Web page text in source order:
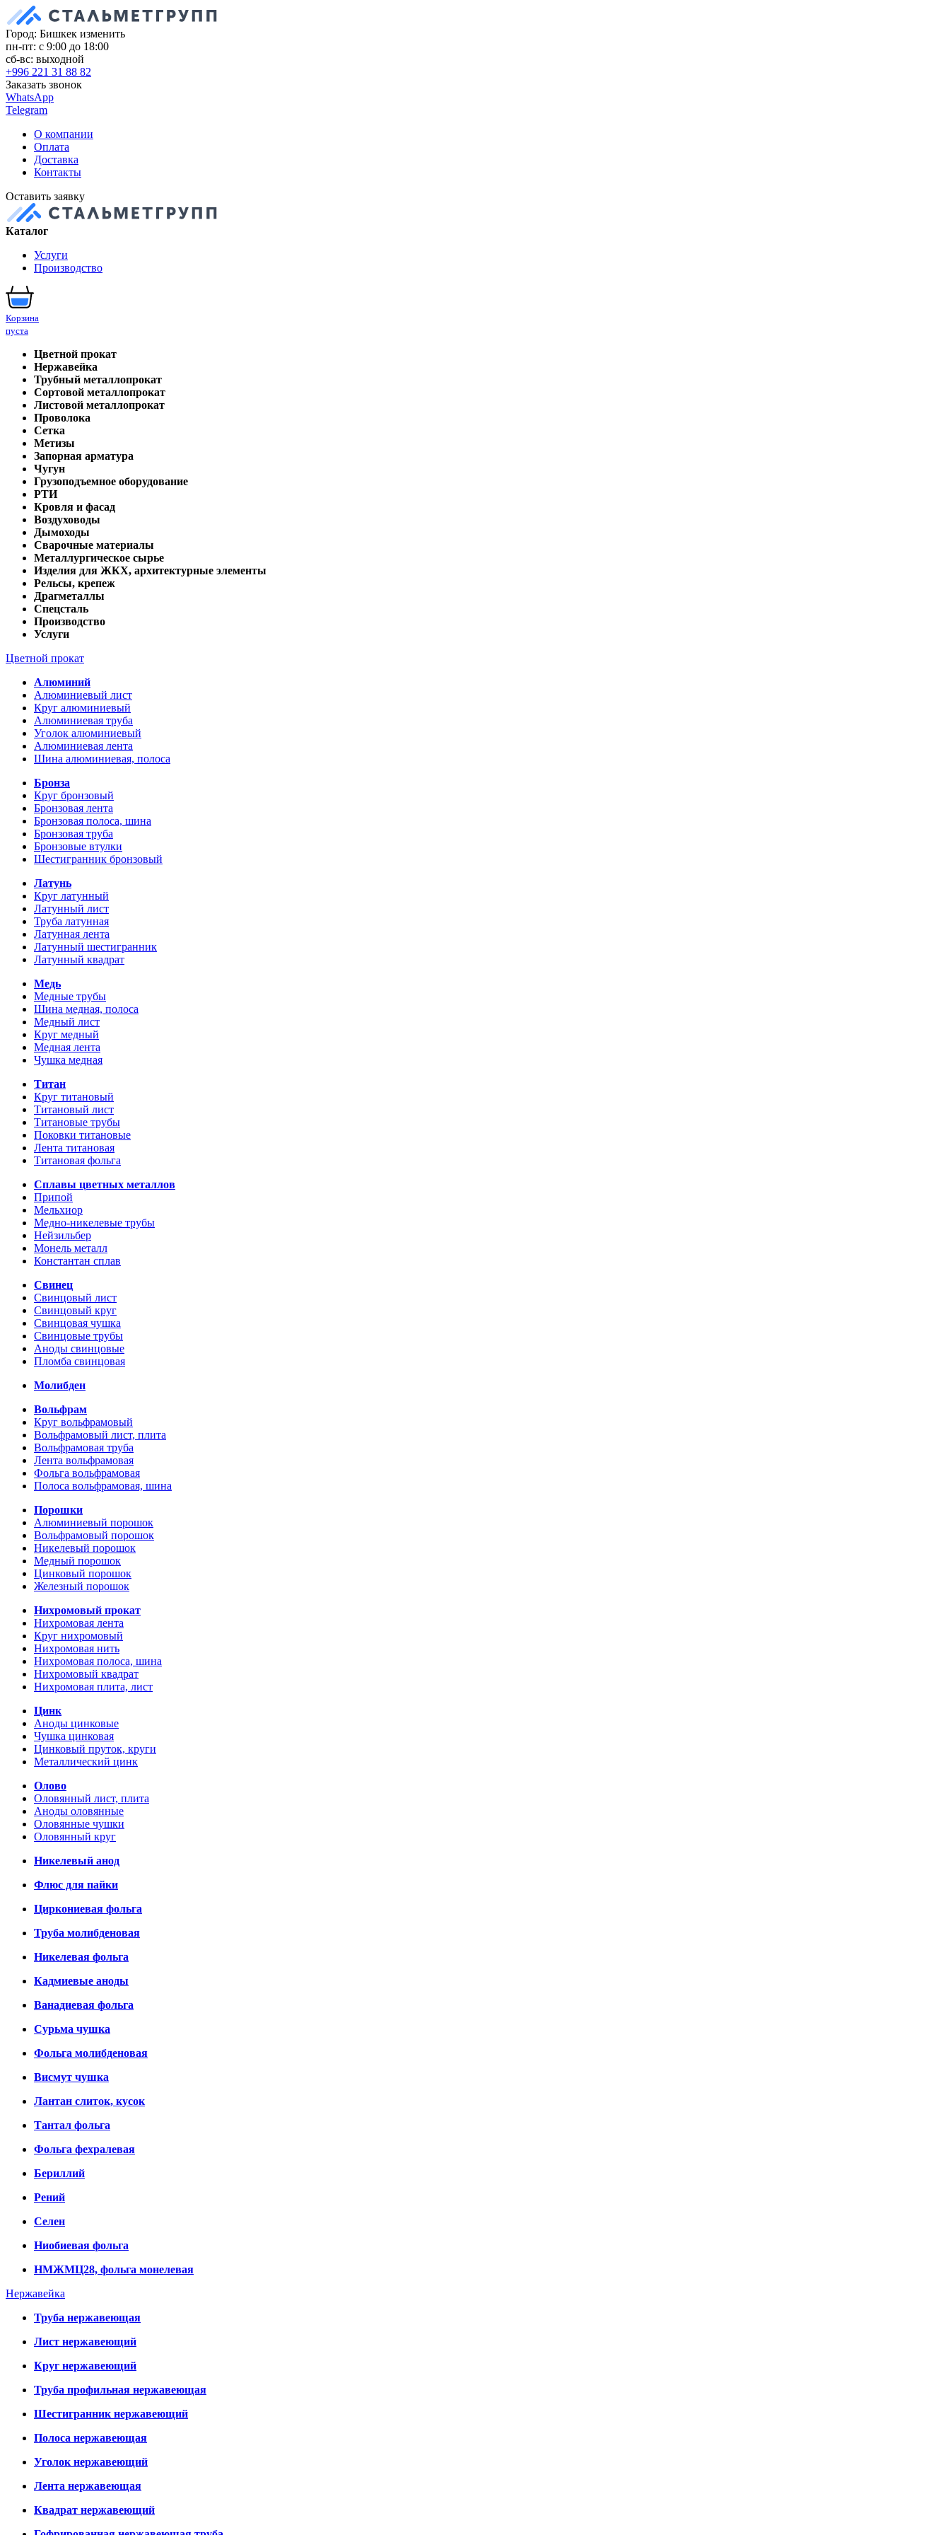
Город: Бишкек изменить
пн-пт: с 9:00 до 18:00
сб-вс: выходной
+996 221 31 88 82
Заказать звонок
WhatsApp
Telegram
О компании
Оплата
Доставка
Контакты
Оставить заявку
Каталог
Услуги
Производство
Корзина
пуста
Цветной прокат
Нержавейка
Трубный металлопрокат
Сортовой металлопрокат
Листовой металлопрокат
Проволока
Сетка
Метизы
Запорная арматура
Чугун
Грузоподъемное оборудование
РТИ
Кровля и фасад
Воздуховоды
Дымоходы
Сварочные материалы
Металлургическое сырье
Изделия для ЖКХ, архитектурные элементы
Рельсы, крепеж
Драгметаллы
Спецсталь
Производство
Услуги
Цветной прокат
Алюминий
Алюминиевый лист
Круг алюминиевый
Алюминиевая труба
Уголок алюминиевый
Алюминиевая лента
Шина алюминиевая, полоса
Бронза
Круг бронзовый
Бронзовая лента
Бронзовая полоса, шина
Бронзовая труба
Бронзовые втулки
Шестигранник бронзовый
Латунь
Круг латунный
Латунный лист
Труба латунная
Латунная лента
Латунный шестигранник
Латунный квадрат
Медь
Медные трубы
Шина медная, полоса
Медный лист
Круг медный
Медная лента
Чушка медная
Титан
Круг титановый
Титановый лист
Титановые трубы
Поковки титановые
Лента титановая
Титановая фольга
Сплавы цветных металлов
Припой
Мельхиор
Медно-никелевые трубы
Нейзильбер
Монель металл
Константан сплав
Свинец
Свинцовый лист
Свинцовый круг
Свинцовая чушка
Свинцовые трубы
Аноды свинцовые
Пломба свинцовая
Молибден
Вольфрам
Круг вольфрамовый
Вольфрамовый лист, плита
Вольфрамовая труба
Лента вольфрамовая
Фольга вольфрамовая
Полоса вольфрамовая, шина
Порошки
Алюминиевый порошок
Вольфрамовый порошок
Никелевый порошок
Медный порошок
Цинковый порошок
Железный порошок
Нихромовый прокат
Нихромовая лента
Круг нихромовый
Нихромовая нить
Нихромовая полоса, шина
Нихромовый квадрат
Нихромовая плита, лист
Цинк
Аноды цинковые
Чушка цинковая
Цинковый пруток, круги
Металлический цинк
Олово
Оловянный лист, плита
Аноды оловянные
Оловянные чушки
Оловянный круг
Никелевый анод
Флюс для пайки
Циркониевая фольга
Труба молибденовая
Никелевая фольга
Кадмиевые аноды
Ванадиевая фольга
Сурьма чушка
Фольга молибденовая
Висмут чушка
Лантан слиток, кусок
Тантал фольга
Фольга фехралевая
Бериллий
Рений
Селен
Ниобиевая фольга
НМЖМЦ28, фольга монелевая
Нержавейка
Труба нержавеющая
Лист нержавеющий
Круг нержавеющий
Труба профильная нержавеющая
Шестигранник нержавеющий
Полоса нержавеющая
Уголок нержавеющий
Лента нержавеющая
Квадрат нержавеющий